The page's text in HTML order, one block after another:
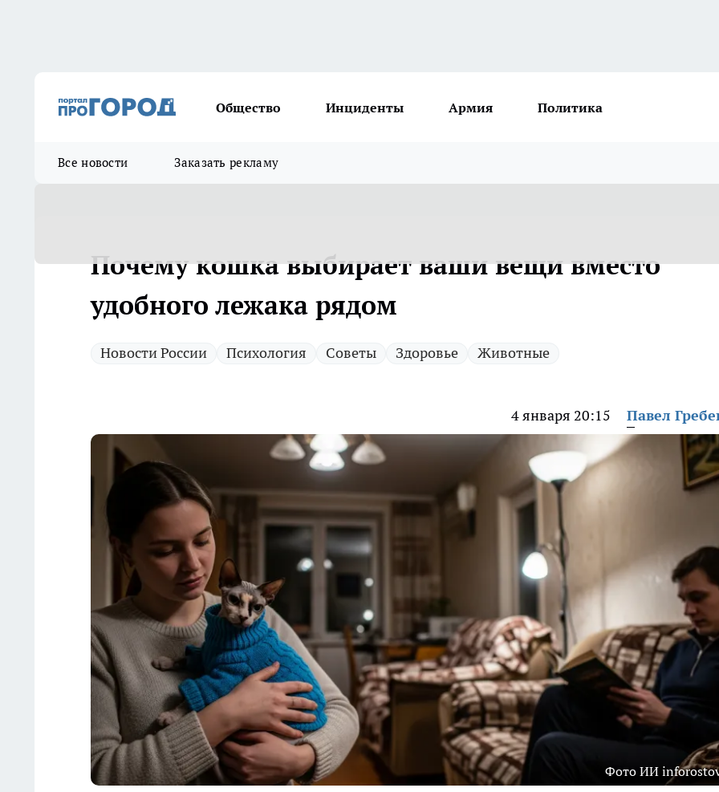
Общество Инциденты Армия Политика
Все новости Заказать рекламу
Почему кошка выбирает ваши вещи вместо
удобного лежака рядом
Новости России Психология Советы Здоровье Животные
4 января 20:15 Павел
Фото ИИ